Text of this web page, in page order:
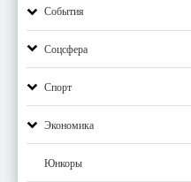
События
Соцсфера
Спорт
Экономика
Юнкоры